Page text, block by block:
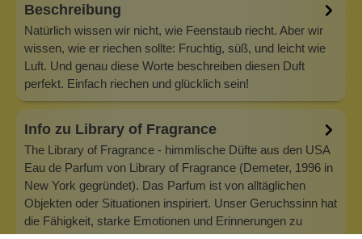
Beschreibung
Natürlich wissen wir nicht, wie Feenstaub riecht. Aber wir
wissen, wie er riechen sollte: Fruchtig, süß, und leicht wie
Luft. Und genau diese Worte beschreiben diesen Duft
perfekt. Einfach riechen und glücklich sein!
Info zu Library of Fragrance
The Library of Fragrance - himmlische Düfte aus den USA
Eau de Parfum von Library of Fragrance (Demeter, 1996 in
New York gegründet). Das Parfum ist von alltäglichen
Objekten oder Situationen inspiriert. Unser Geruchssinn hat
die Fähigkeit, starke Emotionen und Erinnerungen zu